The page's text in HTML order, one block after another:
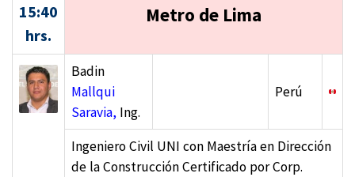
15:40
hrs.
Metro de Lima
Badin
Mallqui
Saravia, Ing.
Perú
Ingeniero Civil UNI con Maestría en Dirección
de la Construcción Certificado por Corp.